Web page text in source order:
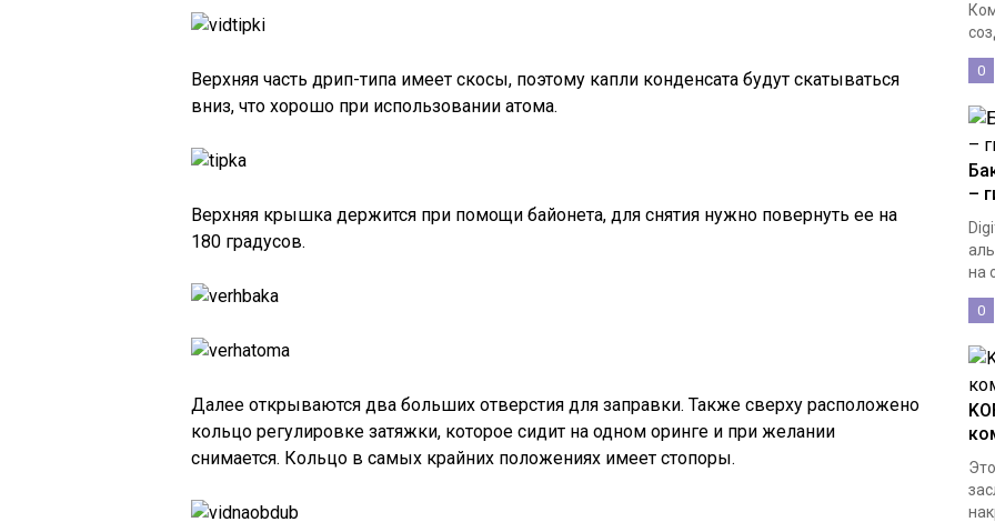
Верхняя часть дрип-типа имеет скосы, поэтому капли конденсата будут скатываться
вниз, что хорошо при использовании атома.
Верхняя крышка держится при помощи байонета, для снятия нужно повернуть ее на
180 градусов.
Далее открываются два больших отверстия для заправки. Также сверху расположено
кольцо регулировке затяжки, которое сидит на одном оринге и при желании
снимается. Кольцо в самых крайних положениях имеет стопоры.
0
–
на
0